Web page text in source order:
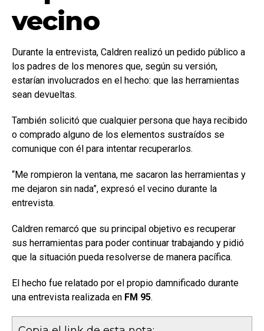
vecino
Durante la entrevista, Caldren realizó un pedido público a
los padres de los menores que, según su versión,
estarían involucrados en el hecho: que las herramientas
sean devueltas.
También solicitó que cualquier persona que haya recibido
o comprado alguno de los elementos sustraídos se
comunique con él para intentar recuperarlos.
“Me rompieron la ventana, me sacaron las herramientas y
me dejaron sin nada”, expresó el vecino durante la
entrevista.
Caldren remarcó que su principal objetivo es recuperar
sus herramientas para poder continuar trabajando y pidió
que la situación pueda resolverse de manera pacífica.
El hecho fue relatado por el propio damnificado durante
una entrevista realizada en FM 95.